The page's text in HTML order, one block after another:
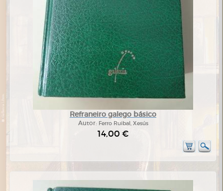
Refraneiro galego básico
Autor: Ferro Ruibal, Xesús
14,00 €